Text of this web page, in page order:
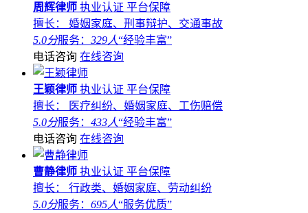
周辉律师 执业认证 平台保障
擅长： 婚姻家庭、刑事辩护、交通事故
5.0分服务： 329人“经验丰富”
电话咨询 在线咨询
王颖律师 执业认证 平台保障
擅长： 医疗纠纷、婚姻家庭、工伤赔偿
5.0分服务： 433人“经验丰富”
电话咨询 在线咨询
曹静律师 执业认证 平台保障
擅长： 行政类、婚姻家庭、劳动纠纷
5.0分服务： 695人“服务优质”